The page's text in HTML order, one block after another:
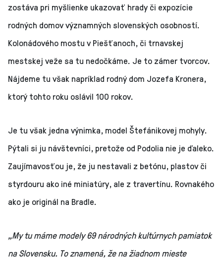
zostáva pri myšlienke ukazovať hrady či expozície
rodných domov významných slovenských osobností.
Kolonádového mostu v Piešťanoch, či trnavskej
mestskej veže sa tu nedočkáme. Je to zámer tvorcov.
Nájdeme tu však napríklad rodný dom Jozefa Kronera,
ktorý tohto roku oslávil 100 rokov.
Je tu však jedna výnimka, model Štefánikovej mohyly.
Pýtali si ju návštevníci, pretože od Podolia nie je ďaleko.
Zaujímavosťou je, že ju nestavali z betónu, plastov či
styrdouru ako iné miniatúry, ale z travertínu. Rovnakého
ako je originál na Bradle.
„My tu máme modely 69 národných kultúrnych pamiatok
na Slovensku. To znamená, že na žiadnom mieste